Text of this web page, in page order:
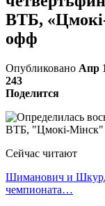
ВТБ,
офф
Опубликовано Апр
243
Поделится
Сейчас читают
Шиманович и
чемпионата…